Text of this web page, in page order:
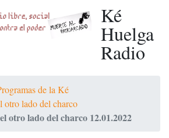
Ké
Huelga
Radio
de la Ké
otro lado del charco
otro lado del charco 12.01.2022